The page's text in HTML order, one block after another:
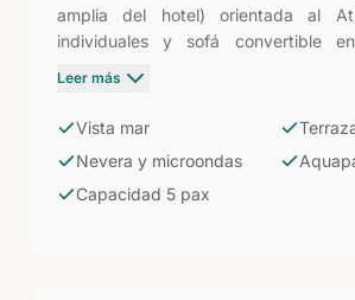
amplia del hotel) orientada al
individuales y sofá convertible
Nevera y microondas
terraza de 18 m² mientras los
del Lago Taurito para familias que
entre confort y diversión.
Leer más
Vista mar
Nevera y microondas
Capacidad 5 pax